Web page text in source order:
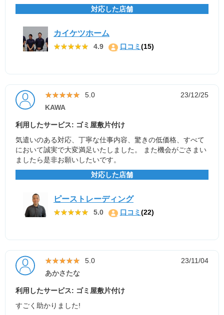
対応した店舗
カイケツホーム
★★★★★
★★★★★ 4.9 口コミ(15)
★★★★★
★★★★★ 5.0
23/12/25
KAWA
利用したサービス: ゴミ屋敷片付け
気遣いのある対応、丁寧な仕事内容、驚きの低価格、すべて
において誠実で大変満足いたしました。 また機会がごさまい
ましたら是非お願いしたいです。
対応した店舗
ピーストレーディング
★★★★★
★★★★★ 5.0 口コミ(22)
★★★★★
★★★★★ 5.0
23/11/04
あかさたな
利用したサービス: ゴミ屋敷片付け
すごく助かりました!